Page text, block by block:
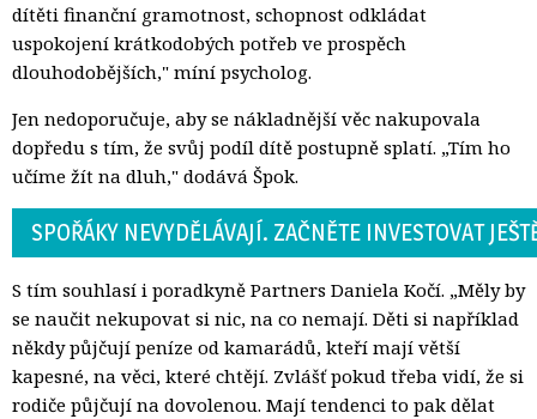
dítěti finanční gramotnost, schopnost odkládat
uspokojení krátkodobých potřeb ve prospěch
dlouhodobějších," míní psycholog.
Jen nedoporučuje, aby se nákladnější věc nakupovala
dopředu s tím, že svůj podíl dítě postupně splatí. „Tím ho
učíme žít na dluh," dodává Špok.
SPOŘÁKY NEVYDĚLÁVAJÍ. ZAČNĚTE INVESTOVAT
S tím souhlasí i poradkyně Partners Daniela Kočí. „Měly by
se naučit nekupovat si nic, na co nemají. Děti si například
někdy půjčují peníze od kamarádů, kteří mají větší
kapesné, na věci, které chtějí. Zvlášť pokud třeba vidí, že si
rodiče půjčují na dovolenou. Mají tendenci to pak dělat